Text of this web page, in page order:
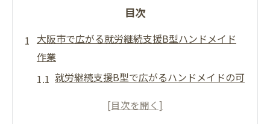
目次
大阪市で広がる就労継続支援B型ハンドメイド
作業
就労継続支援B型で広がるハンドメイドの可
大阪市の就労継続支援B型が選ばれる理由と